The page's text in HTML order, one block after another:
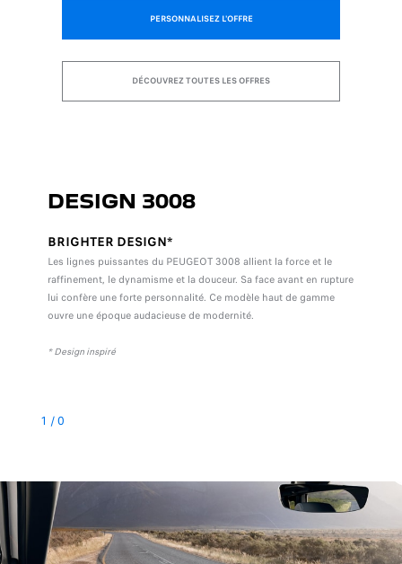
PERSONNALISEZ L'OFFRE
DÉCOUVREZ TOUTES LES OFFRES
DESIGN 3008
BRIGHTER DESIGN*
Les lignes puissantes du PEUGEOT 3008 allient la force et le
raffinement, le dynamisme et la douceur. Sa face avant en rupture
lui confère une forte personnalité. Ce modèle haut de gamme
ouvre une époque audacieuse de modernité.
* Design inspiré
1 /0